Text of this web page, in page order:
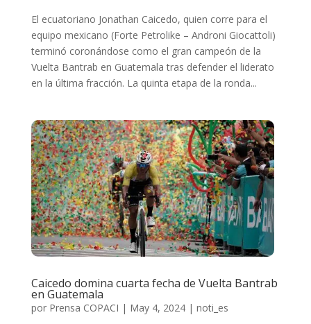
El ecuatoriano Jonathan Caicedo, quien corre para el
equipo mexicano (Forte Petrolike – Androni Giocattoli)
terminó coronándose como el gran campeón de la
Vuelta Bantrab en Guatemala tras defender el liderato
en la última fracción. La quinta etapa de la ronda...
Caicedo domina cuarta fecha de Vuelta Bantrab
en Guatemala
por Prensa COPACI | May 4, 2024| noti_es